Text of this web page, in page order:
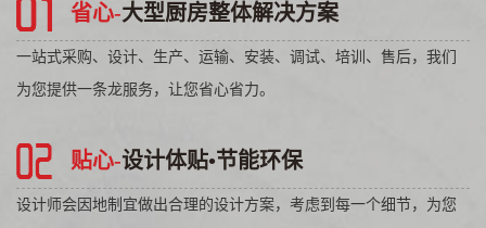
辽宁电烤醒发组合炉
辽宁灵动组合岛柜
辽宁组合料理台
辽宁厨房设备台式电炸
辽宁灵动组合岛柜
省心-大型厨房整体解决方案
一站式采购、设计、生产、运输、安装、调试、培训、售后，我们
为您提供一条龙服务，让您省心省力。
贴心-设计体贴•节能环保
设计师会因地制宜做出合理的设计方案，考虑到每一个细节，为您